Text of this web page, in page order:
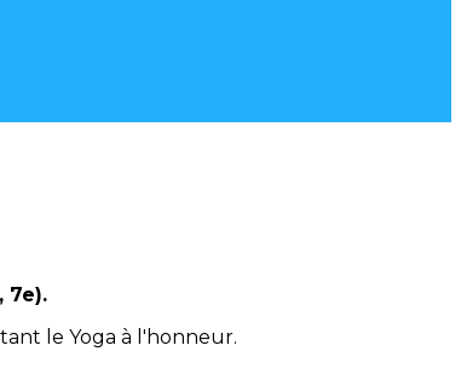
7e).
le Yoga à l'honneur.